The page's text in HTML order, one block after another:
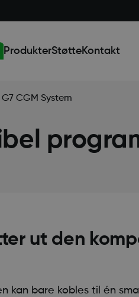
ProdukterStøtteKontakt
CGM System
ut den
kan bare kobles til én